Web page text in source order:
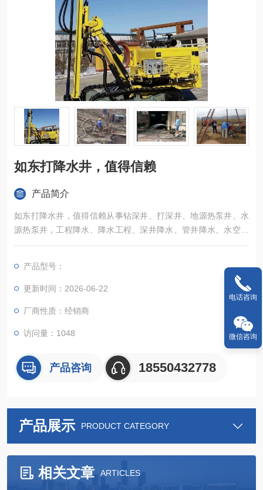
如东打降水井，值得信赖
产品简介
如东打降水井，值得信赖从事钻深井、打深井、地源热泵井、水
源热泵井，工程降水、降水工程、深井降水、管井降水、水空调
冷风机及各种通风降温换气、除尘设备销售及安装等业务
产品型号：
更新时间：2026-06-22
厂商性质：经销商
访问量：1048
产品咨询 18550432778
产品展示 PRODUCT CATEGORY
相关文章 ARTICLES
电话咨询
微信咨询